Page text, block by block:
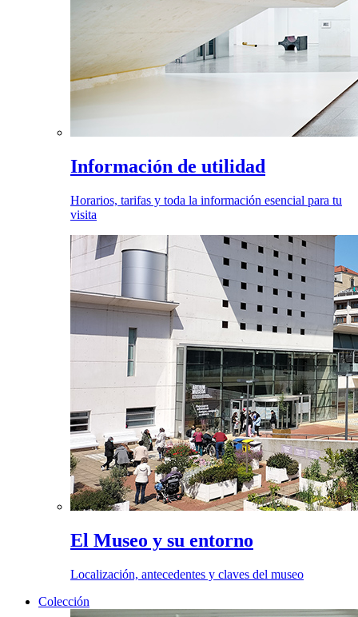
Información de utilidad
Horarios, tarifas y toda la información esencial para tu
visita
El Museo y su entorno
Localización, antecedentes y claves del museo
Colección